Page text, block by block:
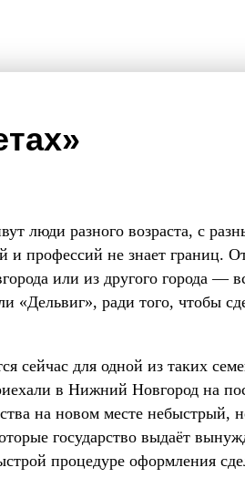
люди разного возраста, с
и профессий не знает границ.
или из другого города
«Дельвиг», ради того, чтобы
сейчас для одной из таких
в Нижний Новгород на
на новом месте небыстрый,
государство выдаёт
процедуре оформления